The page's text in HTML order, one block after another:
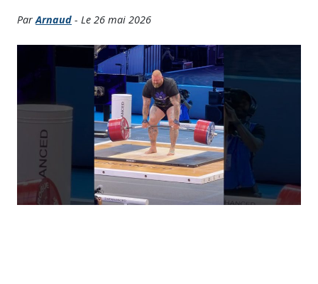
ParArnaud - Le 26 mai 2026